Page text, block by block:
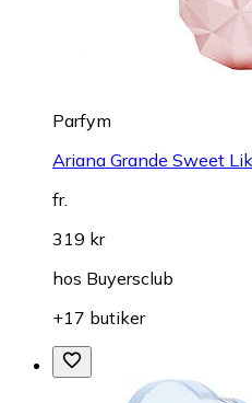
Parfym
Ariana Grande Sweet
fr.
319 kr
hos Buyersclub
+17 butiker